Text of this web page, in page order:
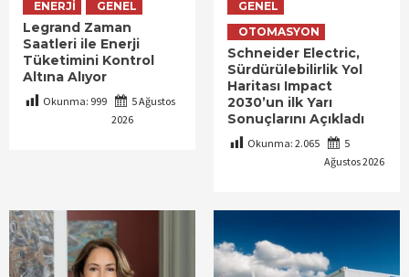
ENERJI GENEL
Legrand Zaman
Saatleri ile Enerji
Tüketimini Kontrol
Altına Alıyor
Okunma: 999
5 Ağustos
2026
GENEL
OTOMASYON
Schneider Electric,
Sürdürülebilirlik Yol
Haritası Impact
2030’un ilk Yarı
Sonuçlarını Açıkladı
Okunma: 2.065
5
Ağustos 2026